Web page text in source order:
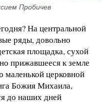
Пробичев
На центральной
ряды, довольно
площадка, сухой
прижавшееся к земле
маленькой церковной
Божия Михаила,
до наших дней